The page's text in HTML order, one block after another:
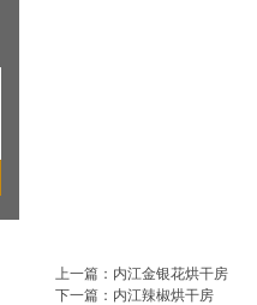
上一篇： 内江金银花烘干房
下一篇： 内江辣椒烘干房